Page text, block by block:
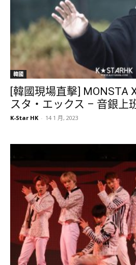
韓國
[韓國現場直擊] MONSTA
スタ・エックス – 音銀上
K-Star HK - 14 1 月, 2023